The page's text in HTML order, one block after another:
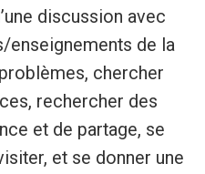
discussion avec
enseignements de la
chercher
rechercher des
et de partage, se
et se donner une